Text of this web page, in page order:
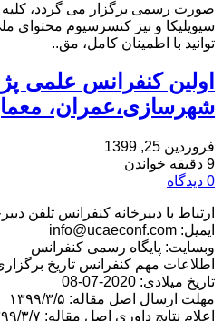
صورت رسمی برگزار می گردد، کلیه
سیویلیکا و نیز کنسرسیوم محتوای
توانید با اطمینان کامل، مق..
اولین کنفرانس علمی
شهرسازی،عمران،
فروردین 25, 1399
9 دقیقه خواندن
0 دیدگاه
ارتباط با دبیرخانه کنفرانس تلفن دبیرخانه: ۰۲
ایمیل: info@ucaeconf.com
وبسایت: پایگاه رسمی کنفرانس
اطلاعات مهم کنفرانس تاریخ برگزاری: ۱۸ تیر
تاریخ میلادی: 2020-07-08
مهلت ارسال اصل مقاله: ۱۳۹۹/۳/۵
اعلام نتایج داوری اصل مقاله: ۱۳۹۹/۳/۷